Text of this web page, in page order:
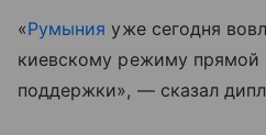
«Румыния уже сегодня
киевскому режиму прямой
поддержки», — сказал